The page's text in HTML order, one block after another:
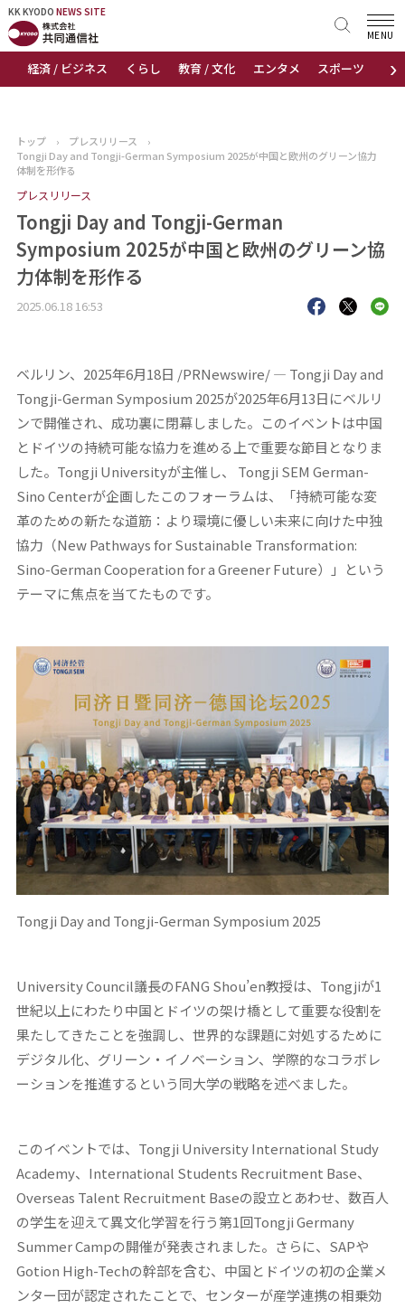
KK KYODO NEWS SITE
›
経済 / ビジネス くらし 教育 / 文化 エンタメ スポーツ 地域
MENU
KK KYODONEWS SITE
トップページ
ニュース
おすすめコンテンツ
出版物
会社概要
トップ › プレスリリース
›
Tongji Day and Tongji-German Symposium 2025が中国と欧州のグリーン協力
体制を形作る
プレスリリース
Tongji Day and Tongji-German
Symposium 2025が中国と欧州のグリーン協
力体制を形作る
2025.06.18 16:53
ベルリン、2025年6月18日 /PRNewswire/ — Tongji Day and
Tongji-German Symposium 2025が2025年6月13日にベルリ
ンで開催され、成功裏に閉幕しました。このイベントは中国
とドイツの持続可能な協力を進める上で重要な節目となりま
した。Tongji Universityが主催し、 Tongji SEM German-
Sino Centerが企画したこのフォーラムは、「持続可能な変
革のための新たな道筋：より環境に優しい未来に向けた中独
協力（New Pathways for Sustainable Transformation:
Sino-German Cooperation for a Greener Future）」という
テーマに焦点を当てたものです。
Tongji Day and Tongji-German Symposium 2025
University Council議長のFANG Shou’en教授は、Tongjiが1
世紀以上にわたり中国とドイツの架け橋として重要な役割を
果たしてきたことを強調し、世界的な課題に対処するために
デジタル化、グリーン・イノベーション、学際的なコラボレ
ーションを推進するという同大学の戦略を述べました。
このイベントでは、Tongji University International Study
Academy、International Students Recruitment Base、
Overseas Talent Recruitment Baseの設立とあわせ、数百人
の学生を迎えて異文化学習を行う第1回Tongji Germany
Summer Campの開催が発表されました。さらに、SAPや
Gotion High-Techの幹部を含む、中国とドイツの初の企業メ
ンター団が認定されたことで、センターが産学連携の相乗効